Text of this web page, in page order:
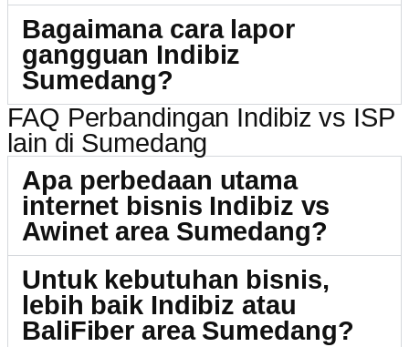
Bagaimana cara lapor
gangguan Indibiz
Sumedang?
FAQ Perbandingan Indibiz vs ISP
lain di Sumedang
Apa perbedaan utama
internet bisnis Indibiz vs
Awinet area Sumedang?
Untuk kebutuhan bisnis,
lebih baik Indibiz atau
BaliFiber area Sumedang?